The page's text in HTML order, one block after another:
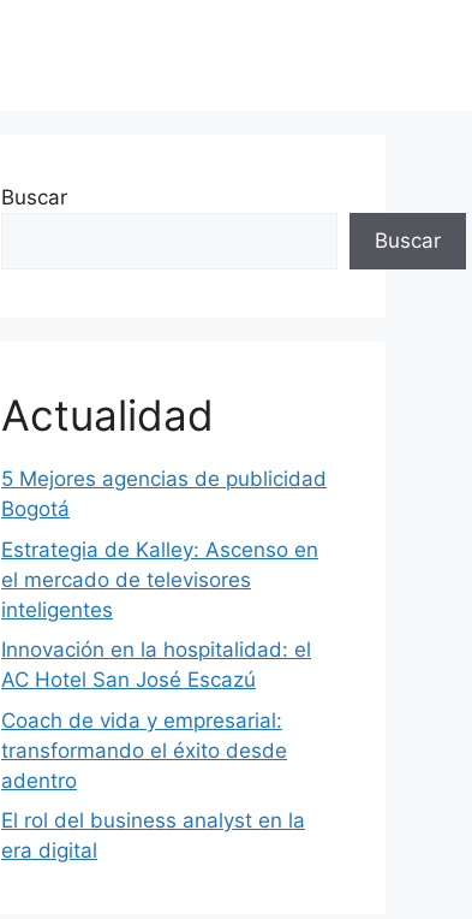
Buscar
Buscar
Actualidad
5 Mejores agencias de publicidad
Bogotá
Estrategia de Kalley: Ascenso en
el mercado de televisores
inteligentes
Innovación en la hospitalidad: el
AC Hotel San José Escazú
Coach de vida y empresarial:
transformando el éxito desde
adentro
El rol del business analyst en la
era digital